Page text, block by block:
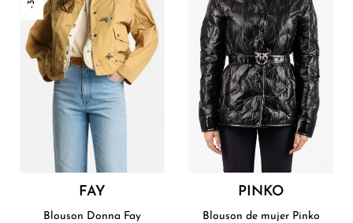
FAY
Blouson Donna Fay
PINKO
Blouson de mujer Pinko